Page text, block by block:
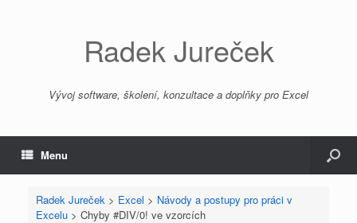
Radek Jureček
Vývoj software, školení, konzultace a doplňky pro Excel
Menu
Radek Jureček > Excel > Návody a postupy pro práci v
Excelu> Chyby #DIV/0! ve vzorcích